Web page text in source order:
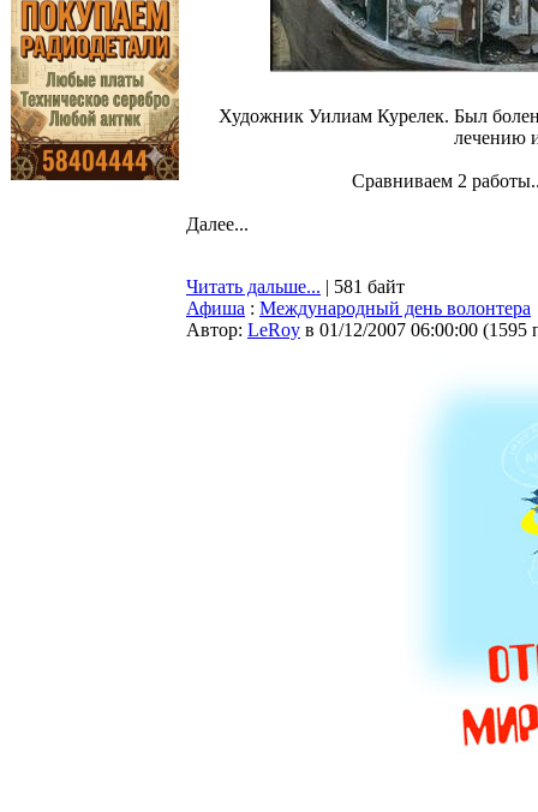
Художник Уилиам Курелек. Был
лечению
Сравниваем 2
Далее...
Читать дальше... | 581 байт
Афиша : Международный день волонтера
Автор: LeRoy в 01/12/2007 06:00:00 (1595